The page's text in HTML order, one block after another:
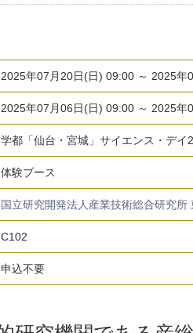
2025年07月20日(日) 09:00 ～ 2025年
2025年07月06日(日) 09:00 ～ 2025年
学都「仙台・宮城」サイエンス・デイ
体験ブース
国立研究開発法人産業技術総合研究所
C102
申込不要